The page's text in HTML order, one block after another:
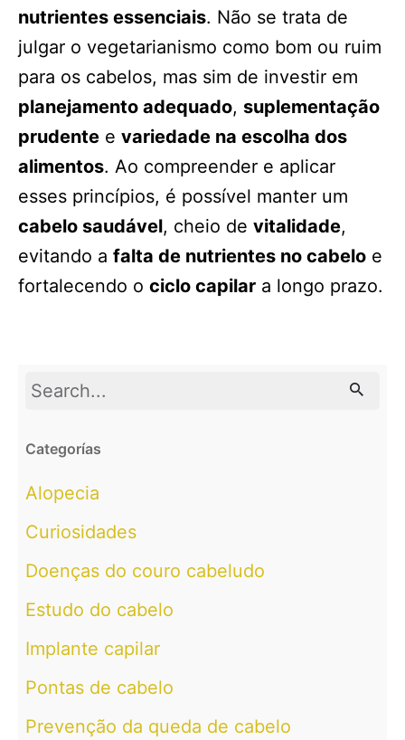
nutrientes essenciais. Não se trata de
julgar o vegetarianismo como bom ou ruim
para os cabelos, mas sim de investir em
planejamento adequado, suplementação
prudente e variedade na escolha dos
alimentos. Ao compreender e aplicar
esses princípios, é possível manter um
cabelo saudável, cheio de vitalidade,
evitando a falta de nutrientes no cabelo e
fortalecendo o ciclo capilar a longo prazo.
Search
Categorías
Alopecia
Curiosidades
Doenças do couro cabeludo
Estudo do cabelo
Implante capilar
Pontas de cabelo
Prevenção da queda de cabelo